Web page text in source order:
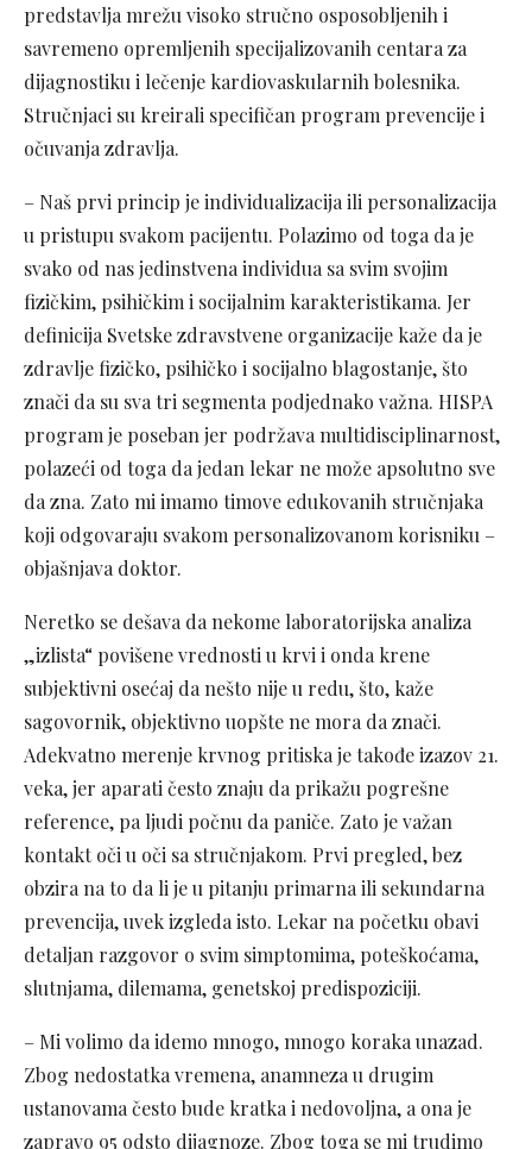
predstavlja mrežu visoko stručno osposobljenih i
savremeno opremljenih specijalizovanih centara za
dijagnostiku i lečenje kardiovaskularnih bolesnika.
Stručnjaci su kreirali specifičan program prevencije i
očuvanja zdravlja.
– Naš prvi princip je individualizacija ili personalizacija
u pristupu svakom pacijentu. Polazimo od toga da je
svako od nas jedinstvena individua sa svim svojim
fizičkim, psihičkim i socijalnim karakteristikama. Jer
definicija Svetske zdravstvene organizacije kaže da je
zdravlje fizičko, psihičko i socijalno blagostanje, što
znači da su sva tri segmenta podjednako važna. HISPA
program je poseban jer podržava multidisciplinarnost,
polazeći od toga da jedan lekar ne može apsolutno sve
da zna. Zato mi imamo timove edukovanih stručnjaka
koji odgovaraju svakom personalizovanom korisniku –
objašnjava doktor.
Neretko se dešava da nekome laboratorijska analiza
„izlista“ povišene vrednosti u krvi i onda krene
subjektivni osećaj da nešto nije u redu, što, kaže
sagovornik, objektivno uopšte ne mora da znači.
Adekvatno merenje krvnog pritiska je takođe izazov 21.
veka, jer aparati često znaju da prikažu pogrešne
reference, pa ljudi počnu da paniče. Zato je važan
kontakt oči u oči sa stručnjakom. Prvi pregled, bez
obzira na to da li je u pitanju primarna ili sekundarna
prevencija, uvek izgleda isto. Lekar na početku obavi
detaljan razgovor o svim simptomima, poteškoćama,
slutnjama, dilemama, genetskoj predispoziciji.
– Mi volimo da idemo mnogo, mnogo koraka unazad.
Zbog nedostatka vremena, anamneza u drugim
ustanovama često bude kratka i nedovoljna, a ona je
zapravo 95 odsto dijagnoze. Zbog toga se mi trudimo